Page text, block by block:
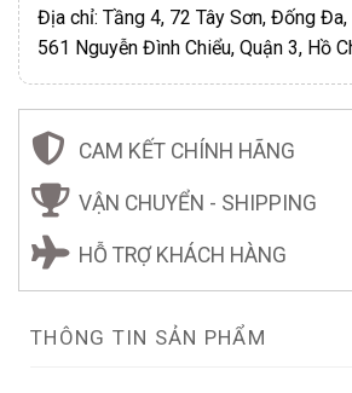
Địa chỉ: Tầng 4, 72 Tây Sơn, Đống Đa,
561 Nguyễn Đình Chiểu, Quận 3, Hồ
CAM KẾT CHÍNH HÃNG
VẬN CHUYỂN - SHIPPING
HỖ TRỢ KHÁCH HÀNG
THÔNG TIN SẢN PHẨM